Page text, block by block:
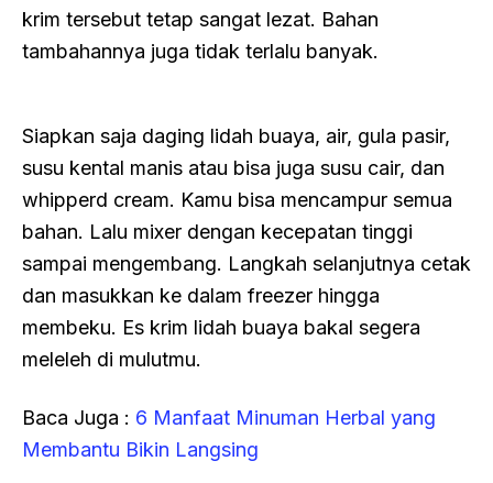
krim tersebut tetap sangat lezat. Bahan
tambahannya juga tidak terlalu banyak.
Siapkan saja daging lidah buaya, air, gula pasir,
susu kental manis atau bisa juga susu cair, dan
whipperd cream. Kamu bisa mencampur semua
bahan. Lalu mixer dengan kecepatan tinggi
sampai mengembang. Langkah selanjutnya cetak
dan masukkan ke dalam freezer hingga
membeku. Es krim lidah buaya bakal segera
meleleh di mulutmu.
Baca Juga : 6 Manfaat Minuman Herbal yang
Membantu Bikin Langsing